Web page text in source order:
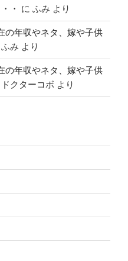
・
に ふみ より
の年収やネタ、嫁や子供
ふみ より
の年収やネタ、嫁や子供
ドクターコボ より